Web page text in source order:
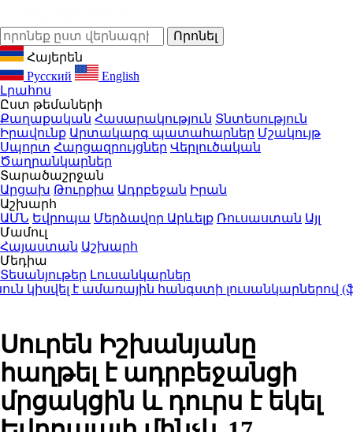
Հայերեն
Русский
English
Լրահոս
Ըստ թեմաների
Քաղաքական Հասարակություն Տնտեսություն
Իրավունք Արտակարգ պատահարներ Մշակույթ
Սպորտ Հարցազրույցներ Վերլուծական
Ծաղրանկարներ
Տարածաշրջան
Արցախ Թուրքիա Ադրբեջան Իրան
Աշխարհ
ԱՄՆ Եվրոպա Մերձավոր Արևելք Ռուսաստան Այլ
Մամուլ
Հայաստան Աշխարհ
Մեդիա
Տեսանյութեր Լուսանկարներ
կիսվել է ամառային հանգստի լուսանկարներով
Սուրեն Իշխանյանը
հաղթել է ադրբեջանցի
մրցակցին և դուրս է եկել